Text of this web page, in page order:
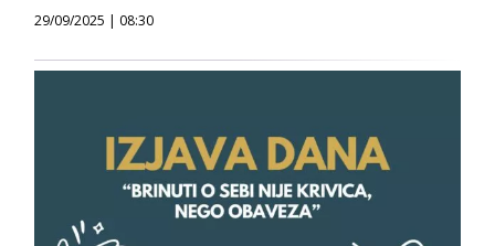
29/09/2025 | 08:30